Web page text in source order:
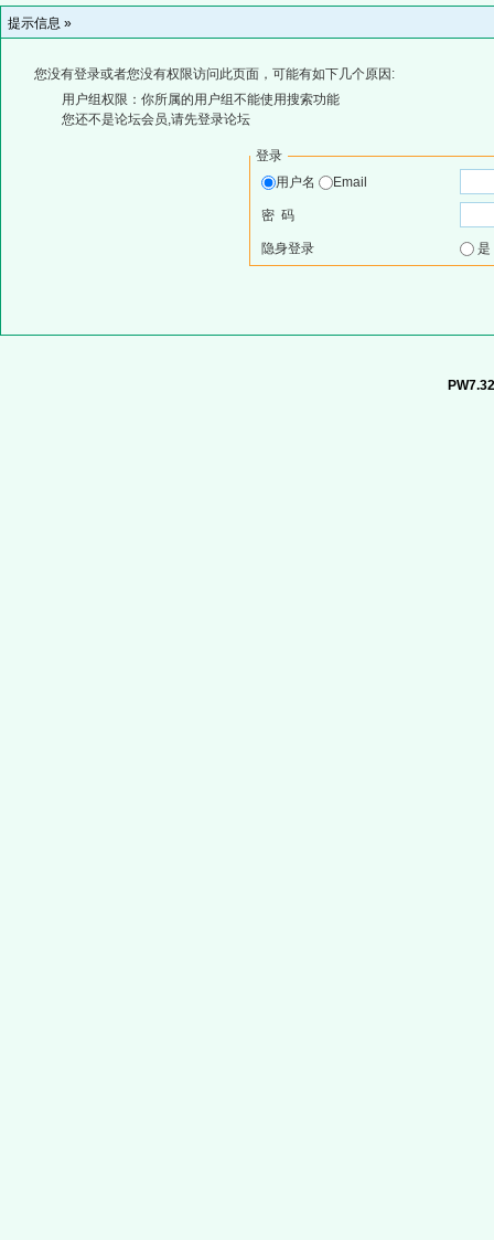
提示信息 »
您没有登录或者您没有权限访问此页面，可能有如下几个原因:
用户组权限：你所属的用户组不能使用搜索功能
您还不是论坛会员,请先登录论坛
登录
用户名
Email
密 码
隐身登录